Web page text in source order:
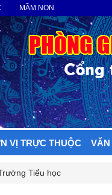
MẦM NON
VỊ TRỰC THUỘC
Tiểu học